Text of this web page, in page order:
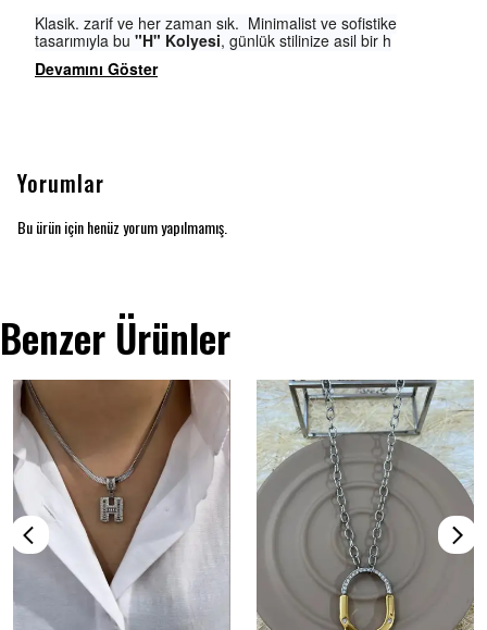
Klasik, zarif ve her zaman şık. Minimalist ve sofistike
tasarımıyla bu "H" Kolyesi, günlük stilinize asil bir h
Devamını Göster
Yorumlar
Bu ürün için henüz yorum yapılmamış.
Benzer Ürünler